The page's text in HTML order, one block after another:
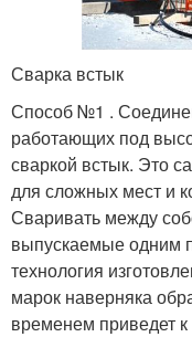
Сварка встык
Способ №1 .
работающих под
сваркой встык. Это
для сложных мест и
Сваривать между
выпускаемые одним
технология
марок наверняка
временем приведет